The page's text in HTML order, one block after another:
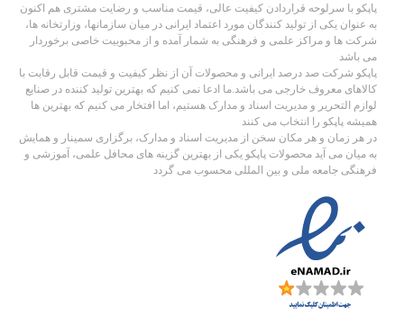
پاپکو با سرلوحه قراردادن کیفیت عالی، قیمت مناسب و رضایت مشتری هم اکنون
به عنوان یکی از تولید کنندگان مورد اعتماد ایرانی در میان سازمانها، وزارتخانه ها،
شرکت ها و مراکز علمی و فرهنگی به شمار آمده و از محبوبیت خاصی برخوردار
می باشد
پاپکو شرکت صد درصد ایرانی و محصولات آن از نظر کیفیت و قیمت قابل رقابت با
کالاهای معروف خارجی می باشد.ما ادعا نمی کنیم که بهترین تولید کننده در صنایع
لوازم التحریر و مدیریت اسناد و مدارک هستیم، اما افتخار می کنیم که بهترین ها
همیشه پاپکو را انتخاب می کنند
در هر زمان و هر مکان سخن از مدیریت اسناد و مدارک، برگزاری سمینار و همایش
به میان می آید محصولات پاپکو یکی از بهترین گزینه های محافل علمی، آموزشی و
فرهنگی جامعه ملی و بین المللی محسوب می گردد